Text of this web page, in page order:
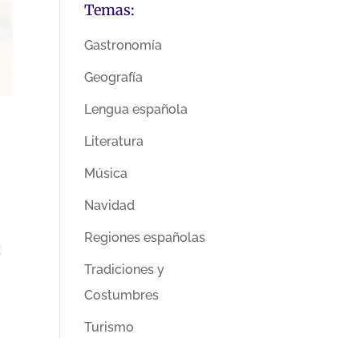
Temas:
Gastronomía
Geografía
Lengua española
Literatura
Música
Navidad
Regiones españolas
Tradiciones y
Costumbres
Turismo